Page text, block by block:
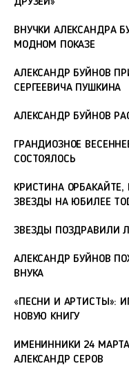
ВНУЧКИ АЛЕКСАНДРА
МОДНОМ ПОКАЗЕ
АЛЕКСАНДР БУЙНОВ
СЕРГЕЕВИЧА ПУШКИНА
АЛЕКСАНДР БУЙНОВ
ГРАНДИОЗНОЕ
СОСТОЯЛОСЬ
КРИСТИНА
ЗВЕЗДЫ НА ЮБИЛЕЕ
ЗВЕЗДЫ ПОЗДРАВИЛИ
АЛЕКСАНДР БУЙНОВ
ВНУКА
«ПЕСНИ И АРТИСТЫ»:
НОВУЮ КНИГУ
ИМЕНИННИКИ 24
АЛЕКСАНДР СЕРОВ